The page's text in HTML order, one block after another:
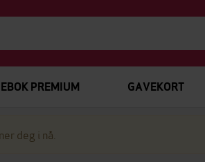
EBOK PREMIUM GAVEKORT
deg i nå.